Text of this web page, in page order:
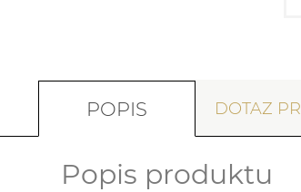
POPIS DOTAZ
Popis produktu